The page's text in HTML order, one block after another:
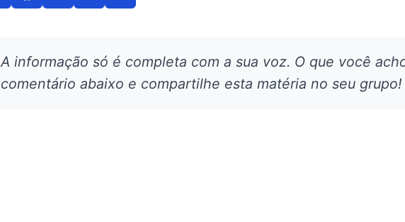
A informação só é completa com a sua voz. O que você
comentário abaixo e compartilhe esta matéria no seu grupo!